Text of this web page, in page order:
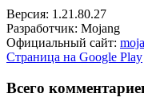
Версия: 1.21.80.27
Разработчик: Mojang
Официальный сайт:
Страница на Google Play
Всего